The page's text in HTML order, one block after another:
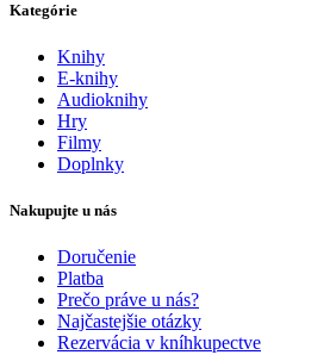
Kategórie
Knihy
E-knihy
Audioknihy
Hry
Filmy
Doplnky
Nakupujte u nás
Doručenie
Platba
Prečo práve u nás?
Najčastejšie otázky
Rezervácia v kníhkupectve